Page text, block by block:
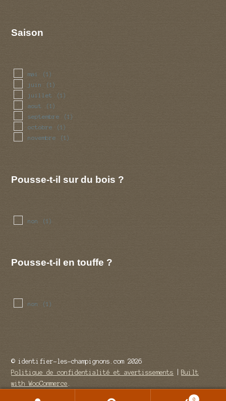
Saison
mai (1)
juin (1)
juillet (1)
aout (1)
septembre (1)
octobre (1)
novembre (1)
Pousse-t-il sur du bois ?
non (1)
Pousse-t-il en touffe ?
non (1)
© identifier-les-champignons.com 2026
Politique de confidentialité et avertissements
Built
with WooCommerce
0